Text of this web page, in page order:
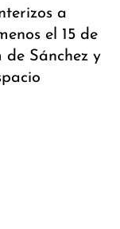
a
el 15 de
Sánchez y